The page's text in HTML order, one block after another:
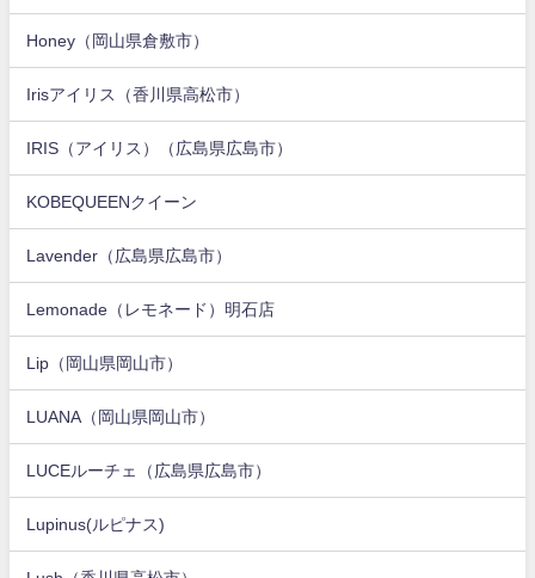
Honey（岡山県倉敷市）
Irisアイリス（香川県高松市）
IRIS（アイリス）（広島県広島市）
KOBEQUEENクイーン
Lavender（広島県広島市）
Lemonade（レモネード）明石店
Lip（岡山県岡山市）
LUANA（岡山県岡山市）
LUCEルーチェ（広島県広島市）
Lupinus(ルピナス)